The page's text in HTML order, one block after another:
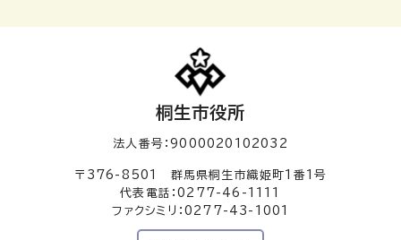
桐生市役所
法人番号：9000020102032
〒376-8501 群馬県桐生市織姫町1番1号
代表電話：0277-46-1111
ファクシミリ：0277-43-1001